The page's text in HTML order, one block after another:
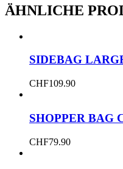
ÄHNLICHE
SIDEBAG
CHF109.90
SHOPPER BAG
CHF79.90